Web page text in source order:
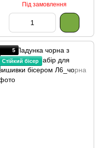
Під замовлення
5
Стійкий бісер